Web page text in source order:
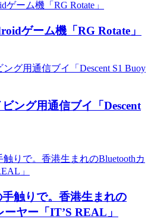
ゲーム機「RG Rotate」
ング用通信ブイ「Descent
触りで。香港生まれの
ヤー「IT’S REAL」